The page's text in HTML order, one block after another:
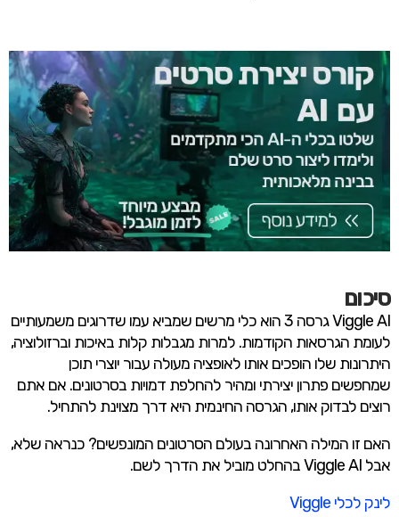
סיכום
Viggle AI גרסה 3 הוא כלי מרשים שמביא עמו שדרוגים משמעותיים
לעומת הגרסאות הקודמות. למרות מגבלות קלות באיכות וברזולוציה,
היתרונות שלו הופכים אותו לאופציה מעולה עבור יוצרי תוכן
שמחפשים פתרון יצירתי ומהיר להחלפת דמויות בסרטונים. אם אתם
רוצים לבדוק אותו, הגרסה החינמית היא דרך מצוינת להתחיל.
האם זו המילה האחרונה בעולם הסרטונים המונפשים? כנראה שלא,
אבל Viggle AI בהחלט מוביל את הדרך לשם.
לינק לכלי Viggle